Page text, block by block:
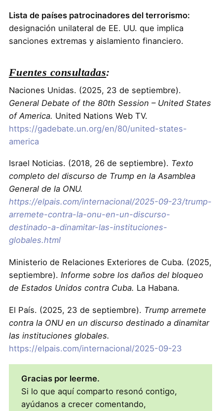
Lista de países patrocinadores del terrorismo:
designación unilateral de EE. UU. que implica
sanciones extremas y aislamiento financiero.
Fuentes consultadas:
Naciones Unidas. (2025, 23 de septiembre).
General Debate of the 80th Session – United States
of America. United Nations Web TV.
https://gadebate.un.org/en/80/united-states-
america
Israel Noticias. (2018, 26 de septiembre). Texto
completo del discurso de Trump en la Asamblea
General de la ONU.
https://elpais.com/internacional/2025-09-23/trump-
arremete-contra-la-onu-en-un-discurso-
destinado-a-dinamitar-las-instituciones-
globales.html
Ministerio de Relaciones Exteriores de Cuba. (2025,
septiembre). Informe sobre los daños del bloqueo
de Estados Unidos contra Cuba. La Habana.
El País. (2025, 23 de septiembre). Trump arremete
contra la ONU en un discurso destinado a dinamitar
las instituciones globales.
https://elpais.com/internacional/2025-09-23
Gracias por leerme.
Si lo que aquí comparto resonó contigo,
ayúdanos a crecer comentando,